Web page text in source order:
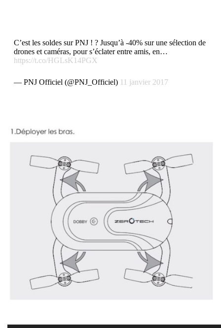
C’est les soldes sur PNJ ! ? Jusqu’à -40% sur une sélection de
drones et caméras, pour s’éclater entre amis, en…
https://t.co/HGLsK14PGX
— PNJ Officiel (@PNJ_Officiel) 11 janvier 2017